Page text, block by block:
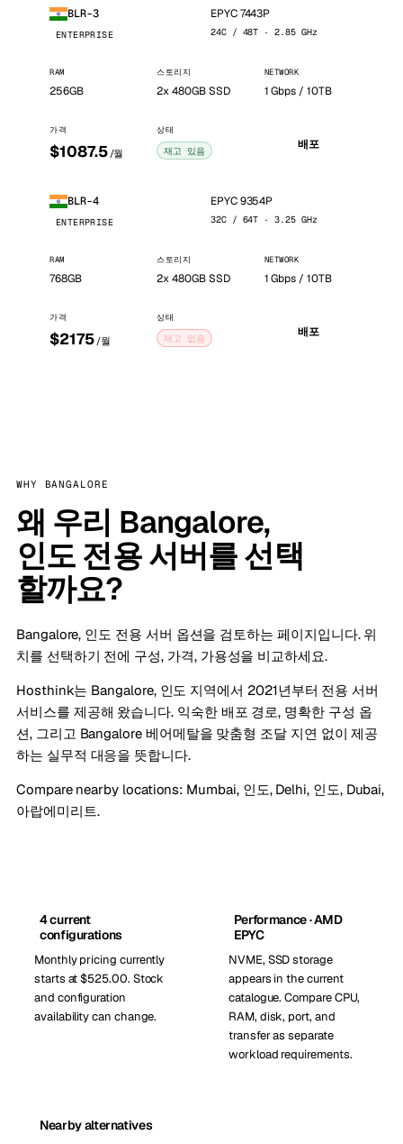
BLR-3
ENTERPRISE
EPYC 7443P
24C / 48T · 2.85 GHz
RAM
256GB
스토리지
2x 480GB SSD
NETWORK
1 Gbps / 10TB
가격
$1087.5 /월
상태
재고 있음 배포
BLR-4
ENTERPRISE
EPYC 9354P
32C / 64T · 3.25 GHz
RAM
768GB
스토리지
2x 480GB SSD
NETWORK
1 Gbps / 10TB
가격
$2175 /월
상태
재고 없음 배포
WHY BANGALORE
왜 우리 Bangalore,
인도 전용 서버를 선택
할까요?
Bangalore, 인도 전용 서버 옵션을 검토하는 페이지입니다. 위
치를 선택하기 전에 구성, 가격, 가용성을 비교하세요.
Hosthink는 Bangalore, 인도 지역에서 2021년부터 전용 서버
서비스를 제공해 왔습니다. 익숙한 배포 경로, 명확한 구성 옵
션, 그리고 Bangalore 베어메탈을 맞춤형 조달 지연 없이 제공
하는 실무적 대응을 뜻합니다.
Compare nearby locations: Mumbai, 인도, Delhi, 인도, Dubai,
아랍에미리트.
4 current
configurations
Monthly pricing currently
starts at $525.00. Stock
and configuration
availability can change.
Performance · AMD
EPYC
NVME, SSD storage
appears in the current
catalogue. Compare CPU,
RAM, disk, port, and
transfer as separate
workload requirements.
Nearby alternatives